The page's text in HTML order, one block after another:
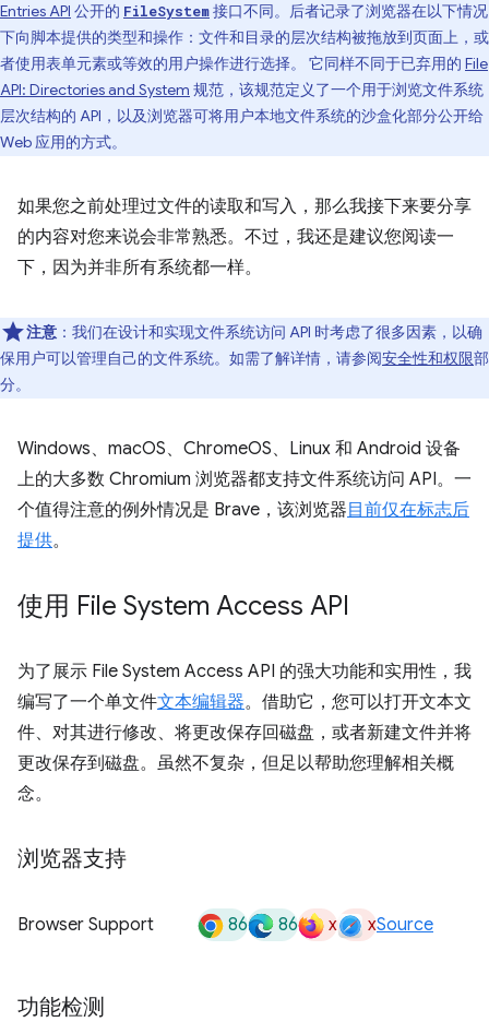
Entries API 公开的 FileSystem接口不同。后者记录了浏览器在以下情况
下向脚本提供的类型和操作：文件和目录的层次结构被拖放到页面上，或
者使用表单元素或等效的用户操作进行选择。 它同样不同于已弃用的 File
API: Directories and System 规范，该规范定义了一个用于浏览文件系统
层次结构的 API，以及浏览器可将用户本地文件系统的沙盒化部分公开给
Web 应用的方式。
如果您之前处理过文件的读取和写入，那么我接下来要分享
的内容对您来说会非常熟悉。不过，我还是建议您阅读一
下，因为并非所有系统都一样。
注意 ：我们在设计和实现文件系统访问 API 时考虑了很多因素，以确
保用户可以管理自己的文件系统。如需了解详情，请参阅安全性和权限部
分。
Windows、macOS、ChromeOS、Linux 和 Android 设备
上的大多数 Chromium 浏览器都支持文件系统访问 API。一
个值得注意的例外情况是 Brave，该浏览器 目前仅在标志后
提供。
使用 File System Access API
为了展示 File System Access API 的强大功能和实用性，我
编写了一个单文件文本编辑器。借助它，您可以打开文本文
件、对其进行修改、将更改保存回磁盘，或者新建文件并将
更改保存到磁盘。虽然不复杂，但足以帮助您理解相关概
念。
浏览器支持
Browser Support 86 86 x xSource
功能检测